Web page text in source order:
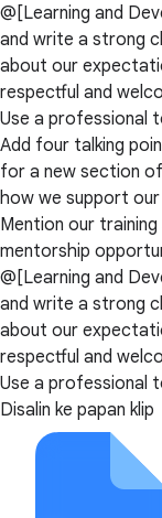
@[Learning and
and write a strong
about our
respectful and
Use a professional
Add four talking
for a new section
how we support
Mention our
mentorship
@[Learning and
and write a strong
about our
respectful and
Use a professional
Disalin ke papan klip